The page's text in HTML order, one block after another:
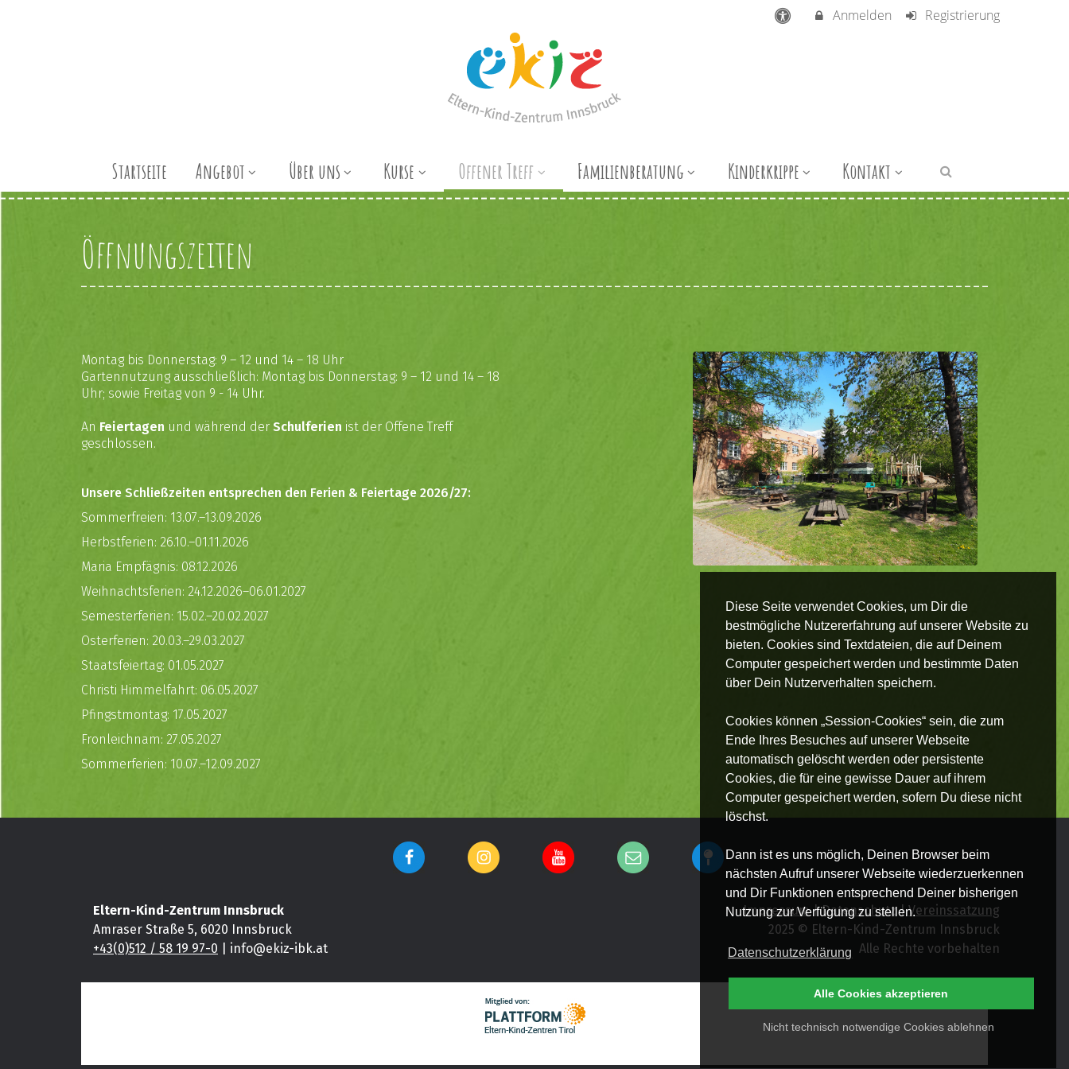
Diese Seite verwendet Cookies, um Dir die
bestmögliche Nutzererfahrung auf unserer Website zu
bieten. Cookies sind Textdateien, die auf Deinem
Computer gespeichert werden und bestimmte Daten
über Dein Nutzerverhalten speichern.
Cookies können „Session-Cookies“ sein, die zum
Ende Ihres Besuches auf unserer Webseite
automatisch gelöscht werden oder persistente
Cookies, die für eine gewisse Dauer auf ihrem
Computer gespeichert werden, sofern Du diese nicht
löschst.
Dann ist es uns möglich, Deinen Browser beim
nächsten Aufruf unserer Webseite wiederzuerkennen
und Dir Funktionen entsprechend Deiner bisherigen
Nutzung zur Verfügung zu stellen.
Datenschutzerklärung
Nicht technisch notwendige Cookies ablehnen
Alle Cookies akzeptieren
Anmelden Registrierung
Startseite Angebot Über uns Kurse Offener Treff Familienberatung Kinderkrippe Kontakt
Öffnungszeiten
Montag bis Donnerstag: 9 – 12 und 14 – 18 Uhr
Gartennutzung ausschließlich: Montag bis Donnerstag: 9 – 12 und 14 – 18
Uhr; sowie Freitag von 9 - 14 Uhr.
An Feiertagen und während der Schulferien ist der Offene Treff
geschlossen.
Unsere Schließzeiten entsprechen den Ferien & Feiertage 2026/27:
Sommerfreien: 13.07.–13.09.2026
Herbstferien: 26.10.–01.11.2026
Maria Empfägnis: 08.12.2026
Weihnachtsferien: 24.12.2026–06.01.2027
Semesterferien: 15.02.–20.02.2027
Osterferien: 20.03.–29.03.2027
Staatsfeiertag: 01.05.2027
Christi Himmelfahrt: 06.05.2027
Pfingstmontag: 17.05.2027
Fronleichnam: 27.05.2027
Sommerferien: 10.07.–12.09.2027
Eltern-Kind-Zentrum Innsbruck
Amraser Straße 5, 6020 Innsbruck
+43(0)512 / 58 19 97-0 | info@ekiz-ibk.at
Impressum|Datenschutz|Vereinssatzung
2025 © Eltern-Kind-Zentrum Innsbruck
Alle Rechte vorbehalten